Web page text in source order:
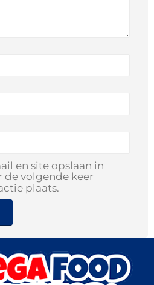
en site opslaan in
de volgende keer
plaats.